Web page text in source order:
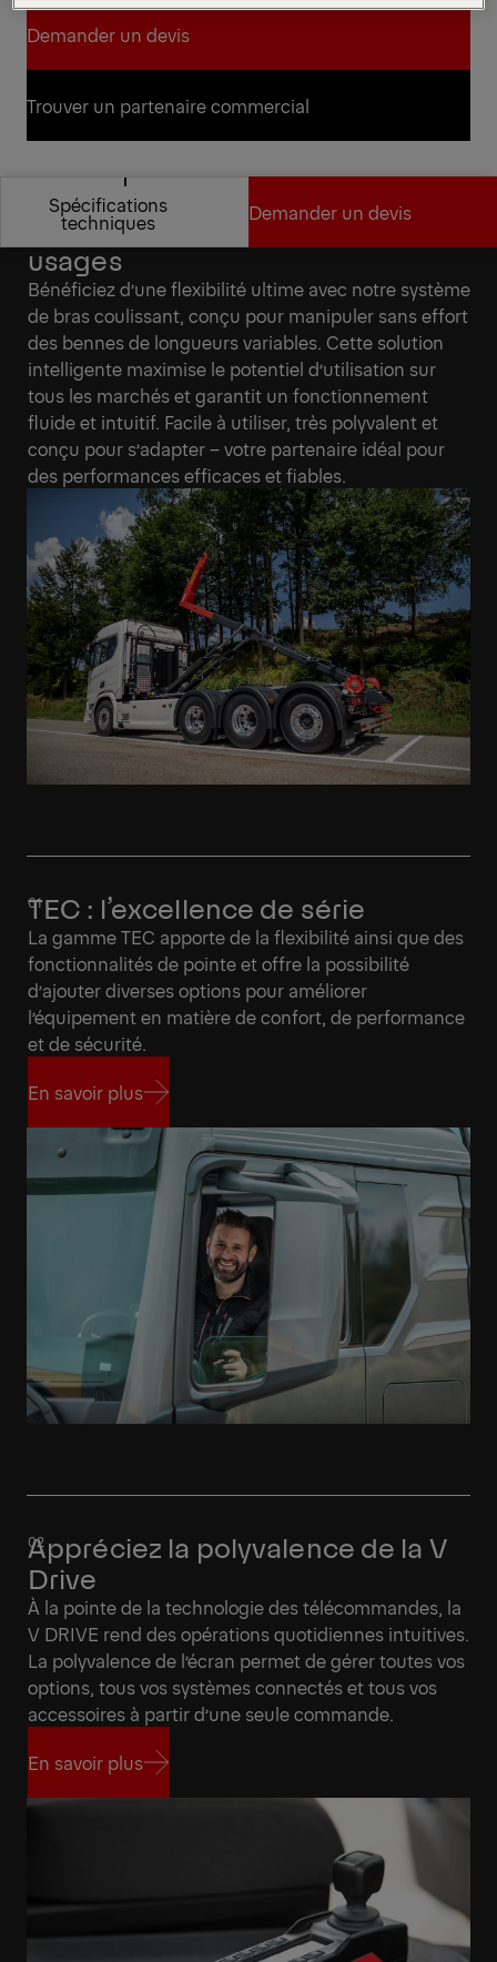
Demander un devis
Demander un devis
Trouver un partenaire commercial
Trouver un partenaire commercial
Spécifications
techniques
Spécifications
techniques
Demander un devis
Demander un devis
Conçu pour s’adapter à tous vos
usages
Bénéficiez d’une flexibilité ultime avec notre système
de bras coulissant, conçu pour manipuler sans effort
des bennes de longueurs variables. Cette solution
intelligente maximise le potentiel d’utilisation sur
tous les marchés et garantit un fonctionnement
fluide et intuitif. Facile à utiliser, très polyvalent et
conçu pour s’adapter – votre partenaire idéal pour
des performances efficaces et fiables.
TEC : l’excellence de série
La gamme TEC apporte de la flexibilité ainsi que des
fonctionnalités de pointe et offre la possibilité
d’ajouter diverses options pour améliorer
l’équipement en matière de confort, de performance
et de sécurité.
En savoir plus
En savoir plus
Appréciez la polyvalence de la V
Drive
À la pointe de la technologie des télécommandes, la
V DRIVE rend des opérations quotidiennes intuitives.
La polyvalence de l’écran permet de gérer toutes vos
options, tous vos systèmes connectés et tous vos
accessoires à partir d’une seule commande.
En savoir plus